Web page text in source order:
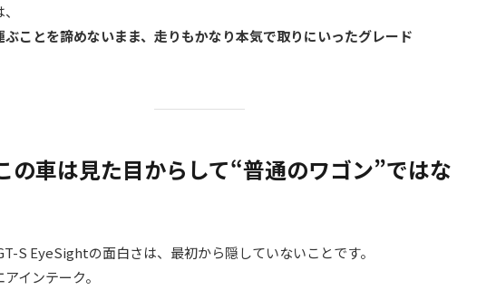
ぶことを諦めないまま、走りもかなり本気で取りにいったグレード
の車は見た目からして“普通のワゴン”ではな
S EyeSightの面白さは、最初から隠していないことです。
インテーク。